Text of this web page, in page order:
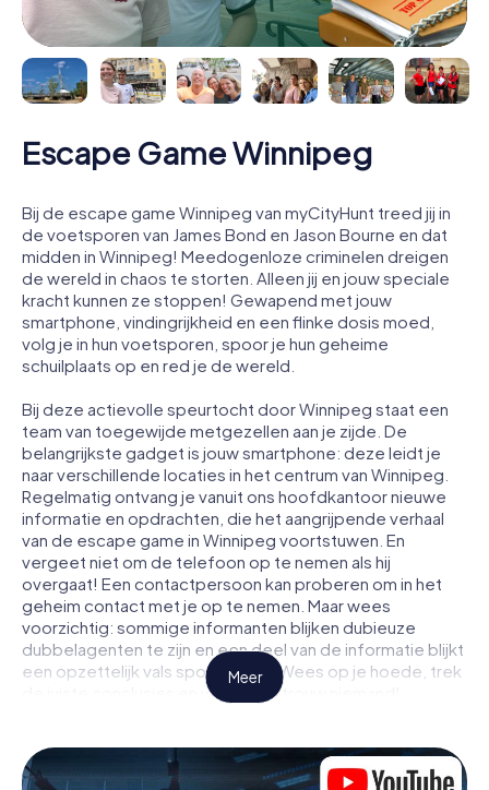
Escape Game Winnipeg
Bij de escape game Winnipeg van myCityHunt treed jij in
de voetsporen van James Bond en Jason Bourne en dat
midden in Winnipeg! Meedogenloze criminelen dreigen
de wereld in chaos te storten. Alleen jij en jouw speciale
kracht kunnen ze stoppen! Gewapend met jouw
smartphone, vindingrijkheid en een flinke dosis moed,
volg je in hun voetsporen, spoor je hun geheime
schuilplaats op en red je de wereld.
Bij deze actievolle speurtocht door Winnipeg staat een
team van toegewijde metgezellen aan je zijde. De
belangrijkste gadget is jouw smartphone: deze leidt je
naar verschillende locaties in het centrum van Winnipeg.
Regelmatig ontvang je vanuit ons hoofdkantoor nieuwe
informatie en opdrachten, die het aangrijpende verhaal
van de escape game in Winnipeg voortstuwen. En
vergeet niet om de telefoon op te nemen als hij
overgaat! Een contactpersoon kan proberen om in het
geheim contact met je op te nemen. Maar wees
voorzichtig: sommige informanten blijken dubieuze
dubbelagenten te zijn en een deel van de informatie blijkt
een opzettelijk vals spoor te zijn. Wees op je hoede, trek
de juiste conclusies en vooral: vertrouw niemand!
je niet opgesloten in een kamer waaruit je jezelf binnen
een bepaald tijdvenster moet bevrijden. Met deze
Meer